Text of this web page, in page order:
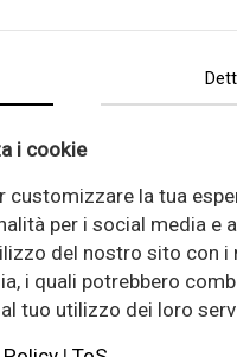
Titolare
FOR
-PEC:
i cookie
customizzare la tua
per i social media
del nostro sito con i
i quali potrebbero
tuo utilizzo dei loro